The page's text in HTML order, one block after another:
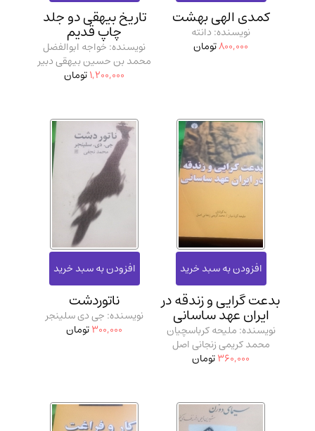
کمدی الهی بهشت
نویسنده: دانته
800,000تومان
تاریخ بیهقی دو جلد
چاپ قدیم
نویسنده: خواجه ابوالفضل
محمد بن حسین بیهقی دبیر
1,200,000تومان
بدعت گرایی و زندقه در
ایران عهد ساسانی
نویسنده: ملیحه کرباسچیان
محمد کریمی زنجانی اصل
360,000تومان
ناتوردشت
نویسنده: جی دی سلینجر
300,000تومان